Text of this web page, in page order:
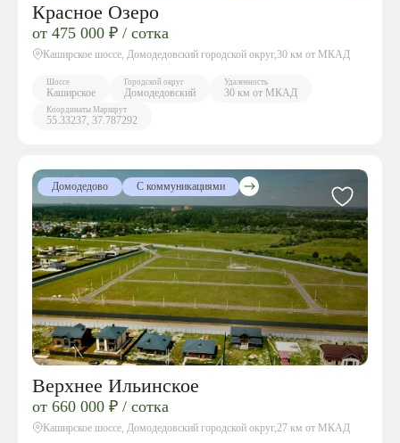
Красное Озеро
от 475 000 ₽ / сотка
Каширское шоссе, Домодедовский городской округ,30 км от МКАД
Шоссе
Каширское
Городской округ
Домодедовский
Удаленность
30 км от МКАД
Координаты Маршрут
55.33237, 37.787292
Домодедово С коммуникациями
Верхнее Ильинское
от 660 000 ₽ / сотка
Каширское шоссе, Домодедовский городской округ,27 км от МКАД